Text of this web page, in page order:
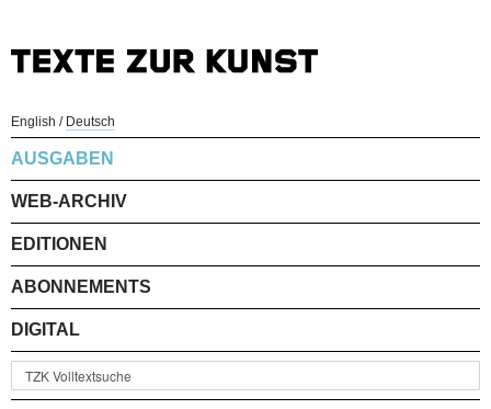
English / Deutsch
AUSGABEN
WEB-ARCHIV
EDITIONEN
ABONNEMENTS
DIGITAL